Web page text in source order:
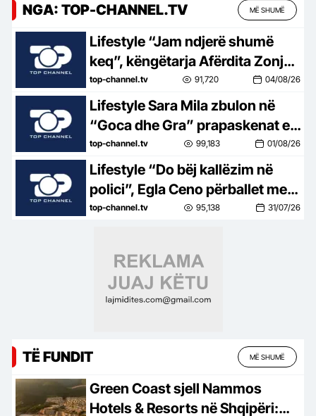
NGA: TOP-CHANNEL.TV MË SHUMË
Lifestyle “Jam ndjerë shumë
keq”, këngëtarja Afërdita Zonja:
Parashqevinë nuk e kam takuar
në Amerikë. Po të ishte në
Shqipëri…
top-channel.tv 91,720 04/08/26
Lifestyle Sara Mila zbulon në
“Goca dhe Gra” prapaskenat e
jetës së saj politike: Teatër jo i
bukur, nuk është aq tragjike sa
duket
top-channel.tv 99,183 01/08/26
Lifestyle “Do bëj kallëzim në
polici”, Egla Ceno përballet me
një situatë të vështirë rreziku:
top-channel.tv 95,138 31/07/26
TË FUNDIT MË SHUMË
Green Coast sjell Nammos
Hotels & Resorts në Shqipëri: